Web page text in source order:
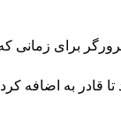
برای زمانی
قادر به اضافه